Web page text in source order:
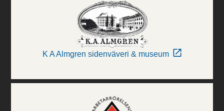
K A Almgren sidenväveri & museum